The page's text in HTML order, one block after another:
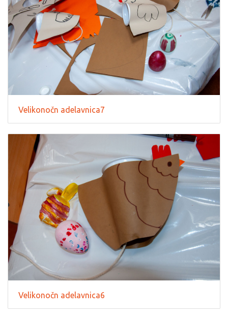
Velikonočn adelavnica7
Velikonočn adelavnica6